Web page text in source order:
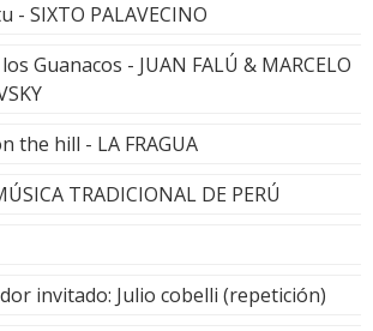
- SIXTO PALAVECINO
Guanacos - JUAN FALÚ & MARCELO
the hill - LA FRAGUA
TRADICIONAL DE PERÚ
invitado: Julio cobelli (repetición)